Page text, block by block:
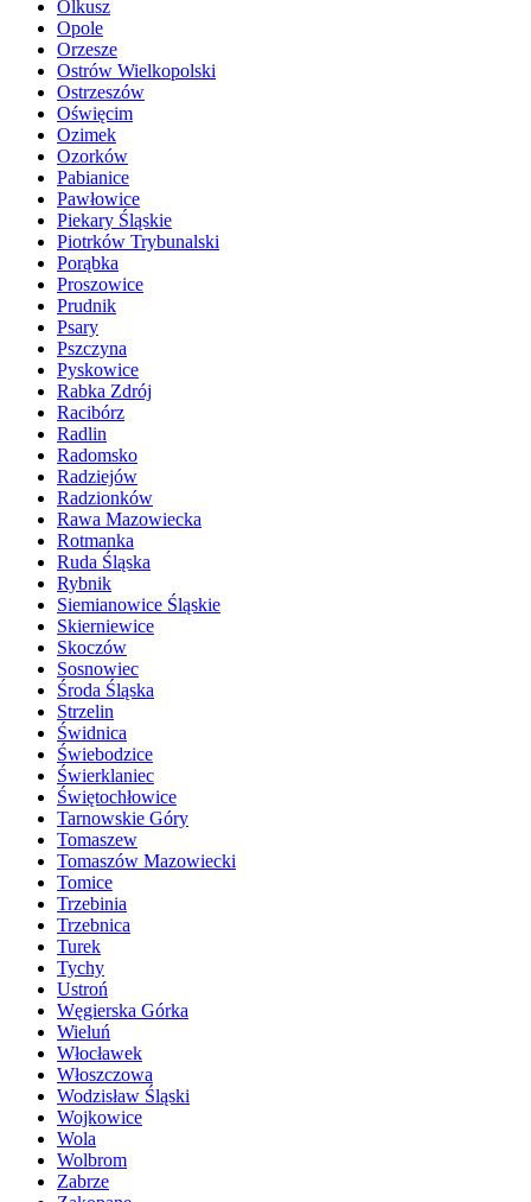
Olkusz
Opole
Orzesze
Ostrów Wielkopolski
Ostrzeszów
Oświęcim
Ozimek
Ozorków
Pabianice
Pawłowice
Piekary Śląskie
Piotrków Trybunalski
Porąbka
Proszowice
Prudnik
Psary
Pszczyna
Pyskowice
Rabka Zdrój
Racibórz
Radlin
Radomsko
Radziejów
Radzionków
Rawa Mazowiecka
Rotmanka
Ruda Śląska
Rybnik
Siemianowice Śląskie
Skierniewice
Skoczów
Sosnowiec
Środa Śląska
Strzelin
Świdnica
Świebodzice
Świerklaniec
Świętochłowice
Tarnowskie Góry
Tomaszew
Tomaszów Mazowiecki
Tomice
Trzebinia
Trzebnica
Turek
Tychy
Ustroń
Węgierska Górka
Wieluń
Włocławek
Włoszczowa
Wodzisław Śląski
Wojkowice
Wola
Wolbrom
Zabrze